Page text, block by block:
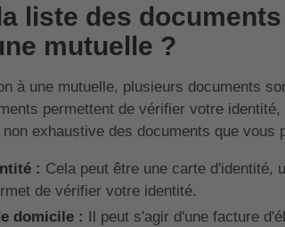
liste des
mutuelle ?
à une mutuelle, plusieurs documents
permettent de vérifier votre
exhaustive des documents que vous
: Cela peut être une carte d'identité,
de vérifier votre identité.
domicile : Il peut s'agir d'une facture